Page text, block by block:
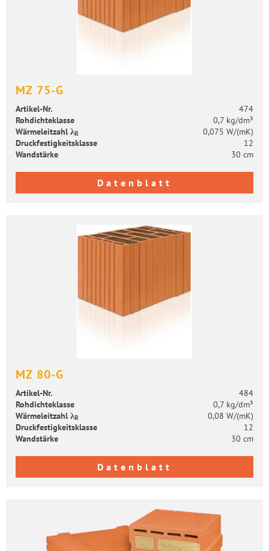
MZ 75-G
Artikel-​Nr.
474
Roh­dich­te­klas­se
0,7 kg/dm³
Wär­me­leit­zahl λR
0,075 W/(mK)
Druck­fes­tig­keits­klas­se
12
Wand­stär­ke
30 cm
Datenblatt
MZ 80-G
Artikel-​Nr.
484
Roh­dich­te­klas­se
0,7 kg/dm³
Wär­me­leit­zahl λR
0,08 W/(mK)
Druck­fes­tig­keits­klas­se
12
Wand­stär­ke
30 cm
Datenblatt